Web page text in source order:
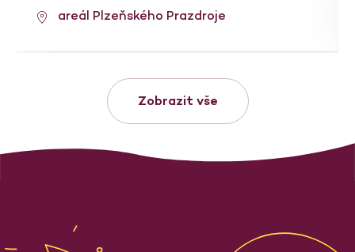
areál Plzeňského Prazdroje
Zobrazit vše